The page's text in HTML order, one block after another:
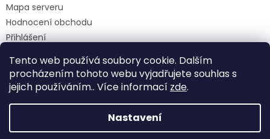
Tento web používá soubory cookie. Dalším
procházením tohoto webu vyjadřujete souhlas s
jejich používáním.. Více informací zde.
Nastavení
Mapa serveru
Hodnocení obchodu
Přihlášení
Moje objednávka
Vytvořil Shoptet